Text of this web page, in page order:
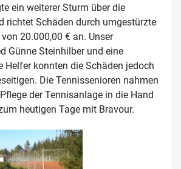
ein weiterer Sturm über die
richtet Schäden durch umgestürzte
20.000,00 € an. Unser
Günne Steinhilber und eine
Helfer konnten die Schäden jedoch
Die Tennissenioren nahmen
der Tennisanlage in die Hand
heutigen Tage mit Bravour.